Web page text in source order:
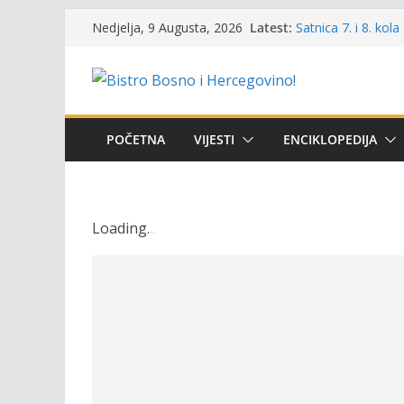
content
Nedjelja, 9 Augusta, 2026 Latest: Satnica 7. i 8.
Održan 15.
osvojili prelazni
POČETNA VIJESTI ENCIKLOPEDIJA
Loading...